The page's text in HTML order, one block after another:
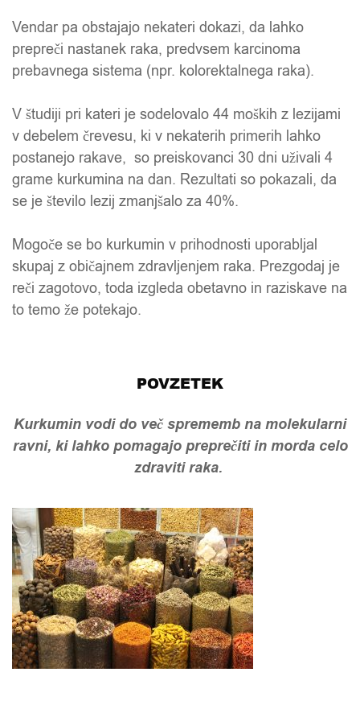
Vendar pa obstajajo nekateri dokazi, da lahko
prepreči nastanek raka, predvsem karcinoma
prebavnega sistema (npr. kolorektalnega raka).
V študiji pri kateri je sodelovalo 44 moških z lezijami
v debelem črevesu, ki v nekaterih primerih lahko
postanejo rakave, so preiskovanci 30 dni uživali 4
grame kurkumina na dan. Rezultati so pokazali, da
se je število lezij zmanjšalo za 40%.
Mogoče se bo kurkumin v prihodnosti uporabljal
skupaj z običajnem zdravljenjem raka. Prezgodaj je
reči zagotovo, toda izgleda obetavno in raziskave na
to temo že potekajo.
POVZETEK
Kurkumin vodi do več sprememb na molekularni
ravni, ki lahko pomagajo preprečiti in morda celo
zdraviti raka.